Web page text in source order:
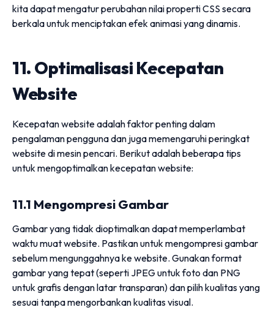
kita dapat mengatur perubahan nilai properti CSS secara
berkala untuk menciptakan efek animasi yang dinamis.
11. Optimalisasi Kecepatan
Website
Kecepatan website adalah faktor penting dalam
pengalaman pengguna dan juga memengaruhi peringkat
website di mesin pencari. Berikut adalah beberapa tips
untuk mengoptimalkan kecepatan website:
11.1 Mengompresi Gambar
Gambar yang tidak dioptimalkan dapat memperlambat
waktu muat website. Pastikan untuk mengompresi gambar
sebelum mengunggahnya ke website. Gunakan format
gambar yang tepat (seperti JPEG untuk foto dan PNG
untuk grafis dengan latar transparan) dan pilih kualitas yang
sesuai tanpa mengorbankan kualitas visual.